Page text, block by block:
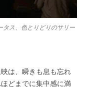
タス、色とりどりのサリー
は、瞬きも息も忘れ
どまでに集中感に満